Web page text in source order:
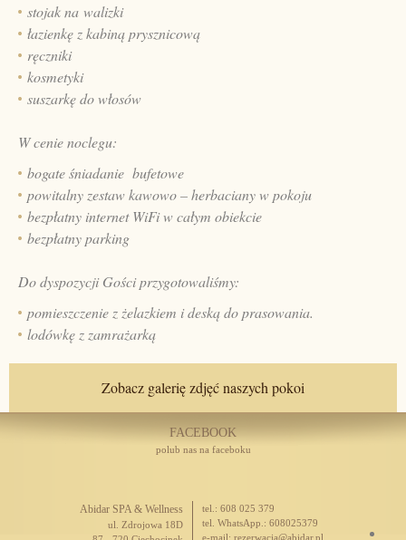
stojak na walizki
łazienkę z kabiną prysznicową
ręczniki
kosmetyki
suszarkę do włosów
W cenie noclegu:
bogate śniadanie bufetowe
powitalny zestaw kawowo – herbaciany w pokoju
bezpłatny internet WiFi w całym obiekcie
bezpłatny parking
Do dyspozycji Gości przygotowaliśmy:
pomieszczenie z żelazkiem i deską do prasowania.
lodówkę z zamrażarką
Zobacz galerię zdjęć naszych pokoi
FACEBOOK
polub nas na faceboku
Abidar SPA & Wellness
ul. Zdrojowa 18D
tel.: 608 025 379
tel. WhatsApp.: 608025379
e-mail: rezerwacja@abidar.pl